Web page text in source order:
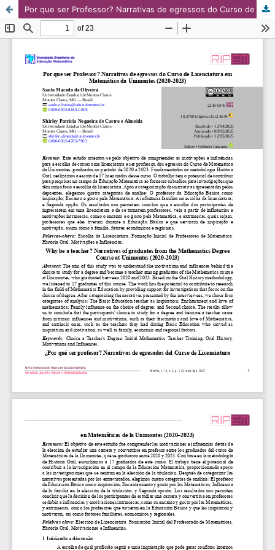
Por que ser Professor? Narrativas de egressos do Curso de Licenciatura em Matemática da Unimontes (2020-2023)